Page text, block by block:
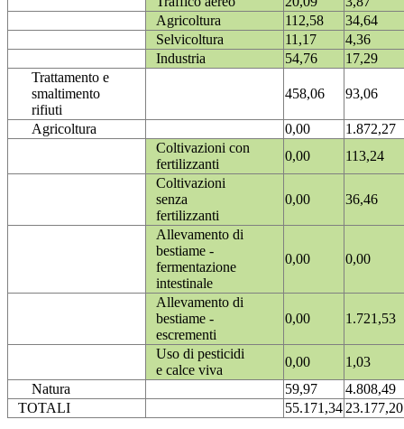
Agricoltura
112,58
34,64
Selvicoltura
11,17
4,36
Industria
54,76
17,29
Trattamento e
smaltimento
rifiuti
458,06 93,06
Agricoltura 0,00
1.872,27
Coltivazioni con
fertilizzanti
0,00
113,24
Coltivazioni
senza
fertilizzanti
0,00 36,46
Allevamento di
bestiame -
fermentazione
intestinale
0,00 0,00
Allevamento di
bestiame -
escrementi
0,00 1.721,53
Uso di pesticidi
e calce viva
0,00
1,03
Natura
59,97
4.808,49
TOTALI
55.171,3423.177,20